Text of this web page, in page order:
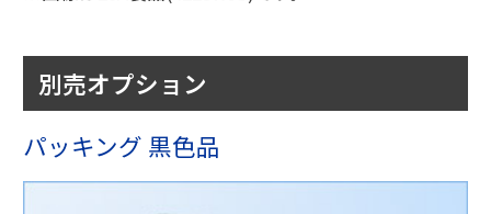
別売オプション
パッキング 黒色品